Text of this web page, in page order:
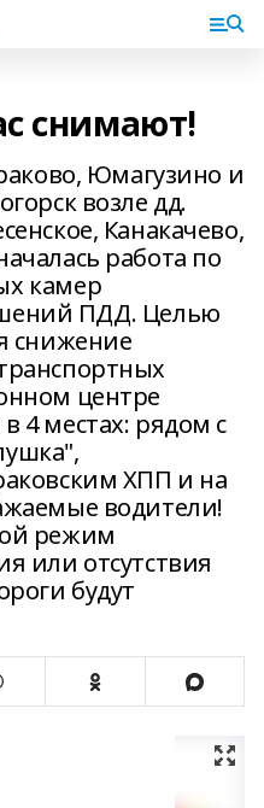
снимают!
Юмагузино и
возле дд.
Канакачево,
работа по
камер
ПДД. Целью
снижение
центре
4 местах: рядом с
ХПП и на
водители!
режим
или отсутствия
будут